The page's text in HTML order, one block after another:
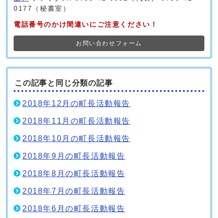
0177（秘書室）
電話番号のかけ間違いにご注意ください！
お問い合わせフォーム
この記事と同じ分類の記事
2018年12月の町長活動報告
2018年11月の町長活動報告
2018年10月の町長活動報告
2018年9月の町長活動報告
2018年8月の町長活動報告
2018年7月の町長活動報告
2018年6月の町長活動報告